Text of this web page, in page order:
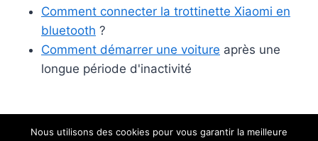
Comment connecter la trottinette Xiaomi en
bluetooth ?
Comment démarrer une voiture après une
longue période d'inactivité
Nous utilisons des cookies pour vous garantir la meilleure